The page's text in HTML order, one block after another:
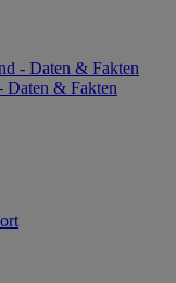
- Daten & Fakten
Daten & Fakten